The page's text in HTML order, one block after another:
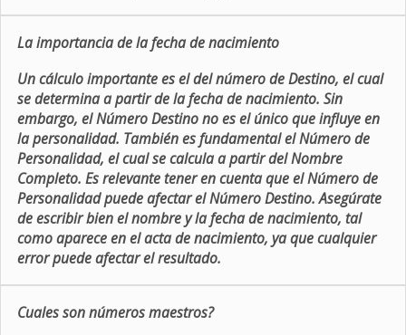
La importancia de la fecha de nacimiento
Un cálculo importante es el del número de Destino, el cual
se determina a partir de la fecha de nacimiento. Sin
embargo, el Número Destino no es el único que influye en
la personalidad. También es fundamental el Número de
Personalidad, el cual se calcula a partir del Nombre
Completo. Es relevante tener en cuenta que el Número de
Personalidad puede afectar el Número Destino. Asegúrate
de escribir bien el nombre y la fecha de nacimiento, tal
como aparece en el acta de nacimiento, ya que cualquier
error puede afectar el resultado.
Cuales son números maestros?